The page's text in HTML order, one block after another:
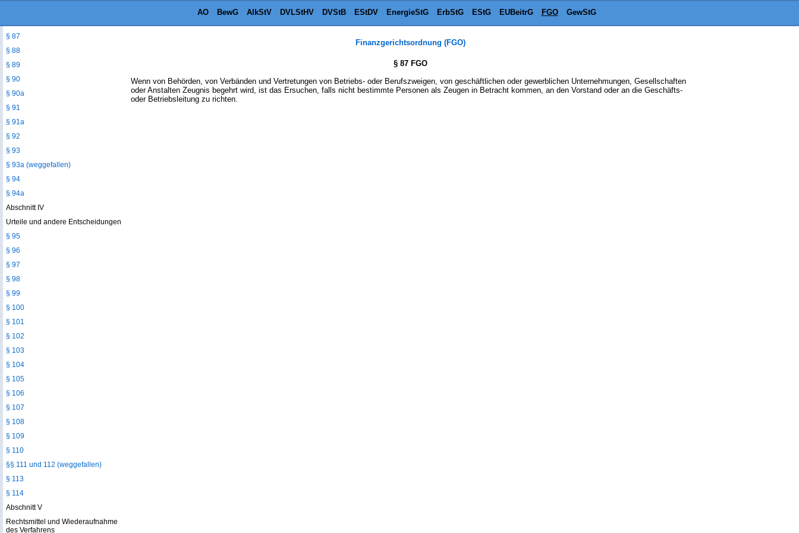
AO BewG AlkStV DVLStHV DVStB EStDV EnergieStG ErbStG EStG EUBeitrG FGO GewStG
Finanzgerichtsordnung (FGO)
§ 87 FGO
Wenn von Behörden, von Verbänden und Vertretungen von Betriebs- oder Berufszweigen, von geschäftlichen oder gewerblichen Unternehmungen, Gesellschaften
oder Anstalten Zeugnis begehrt wird, ist das Ersuchen, falls nicht bestimmte Personen als Zeugen in Betracht kommen, an den Vorstand oder an die Geschäfts-
oder Betriebsleitung zu richten.
§ 87
§ 88
§ 89
§ 90
§ 90a
§ 91
§ 91a
§ 92
§ 93
§ 93a (weggefallen)
§ 94
§ 94a
Abschnitt IV
Urteile und andere Entscheidungen
§ 95
§ 96
§ 97
§ 98
§ 99
§ 100
§ 101
§ 102
§ 103
§ 104
§ 105
§ 106
§ 107
§ 108
§ 109
§ 110
§§ 111 und 112 (weggefallen)
§ 113
§ 114
Abschnitt V
Rechtsmittel und Wiederaufnahme
des Verfahrens